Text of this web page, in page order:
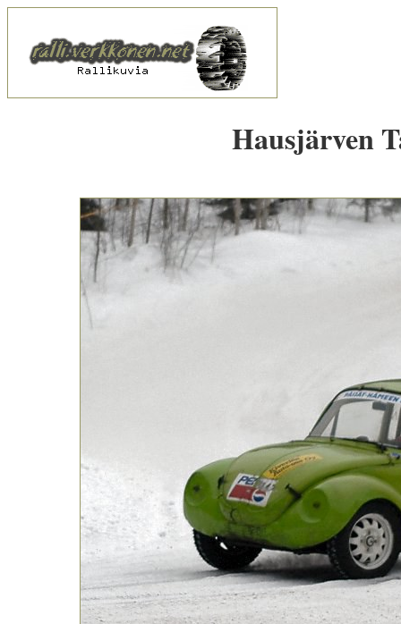
Hausjärven